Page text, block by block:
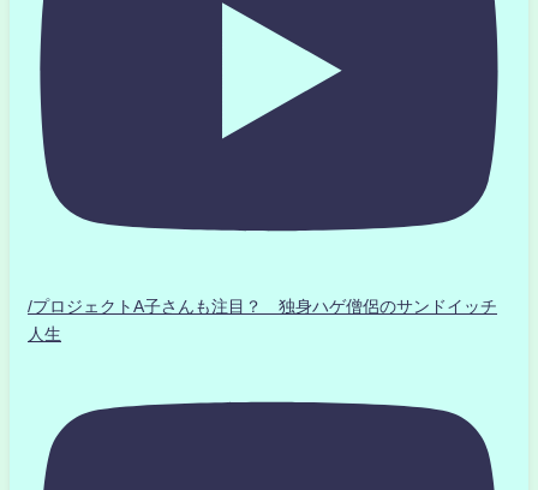
/プロジェクトA子さんも注目？ 独身ハゲ僧侶のサンドイッチ
人生